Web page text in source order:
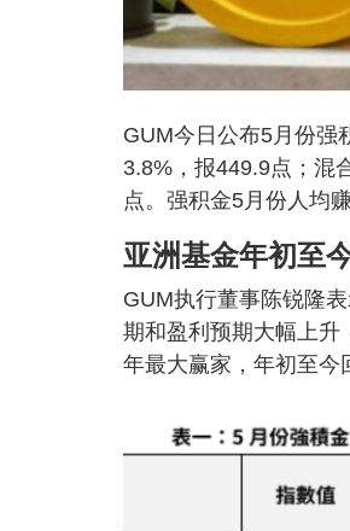
GUM今日公布5月份强
3.8%，报449.9点；混
点。强积金5月份人均
亚洲基金年初至
GUM执行董事陈锐隆
期和盈利预期大幅上升
年最大赢家，年初至今